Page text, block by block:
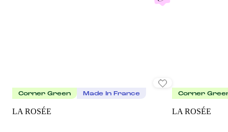
Corner Green Made In France
LA ROSÉE
Corner
LA ROSÉE